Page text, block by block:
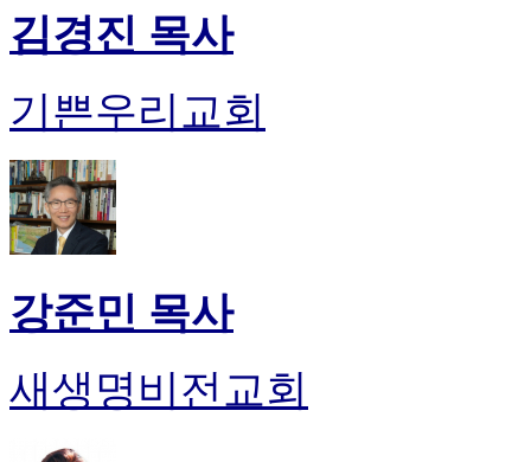
김경진 목사
기쁜우리교회
강준민 목사
새생명비전교회